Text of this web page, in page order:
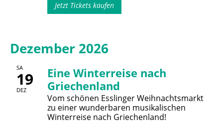
Jetzt Tickets kaufen
Dezember 2026
SA
19
DEZ
Eine Winterreise nach
Griechenland
Vom schönen Esslinger Weihnachtsmarkt
zu einer wunderbaren musikalischen
Winterreise nach Griechenland!